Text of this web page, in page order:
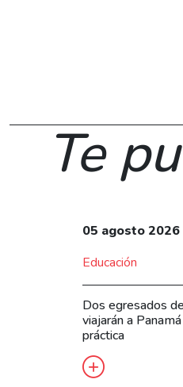
Te
05 agosto 2026
Educación
Dos egresados
viajarán a
práctica